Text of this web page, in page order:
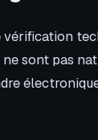
vérification
sont pas